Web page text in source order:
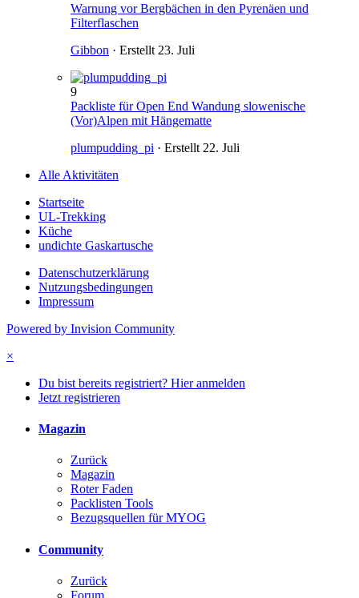
Warnung vor Bergbächen in den Pyrenäen und
Filterflaschen
Gibbon · Erstellt 23. Juli
9
Packliste für Open End Wandung slowenische
(Vor)Alpen mit Hängematte
plumpudding_pi · Erstellt 22. Juli
Alle Aktivitäten
Startseite
UL-Trekking
Küche
undichte Gaskartusche
Datenschutzerklärung
Nutzungsbedingungen
Impressum
Powered by Invision Community
×
Du bist bereits registriert? Hier anmelden
Jetzt registrieren
Magazin
Zurück
Magazin
Roter Faden
Packlisten Tools
Bezugsquellen für MYOG
Community
Zurück
Forum